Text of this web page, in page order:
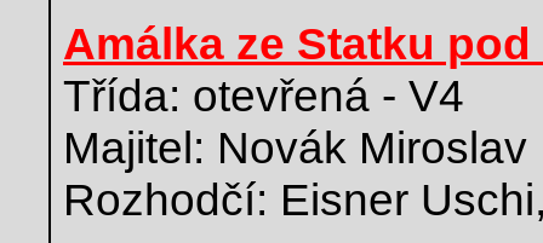
Amálka ze Statku
Třída: otevřená - V4
Majitel: Novák Miroslav
Rozhodčí: Eisner